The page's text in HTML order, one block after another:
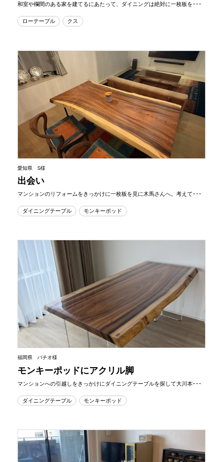
和室や欄間のある家を建てるにあたって、ダイニングは絶対に一枚板を･･･
ローテーブル クス
愛知県 S様
出会い
マンションのリフォームをきっかけに一枚板を見に木馬さんへ。考えて･･･
ダイニングテーブル モンキーポッド
福岡県 バチオ様
モンキーポッドにアクリル脚
マンションへの引越しをきっかけにダイニングテーブルを探して大川本･･･
ダイニングテーブル モンキーポッド